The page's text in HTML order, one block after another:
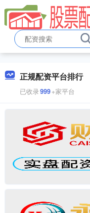
正规配资平台排行
已收录999+家平台